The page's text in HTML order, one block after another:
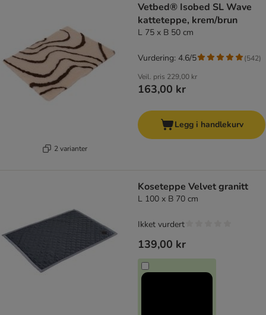
2 varianter
Vetbed® Isobed SL Wave
katteteppe, krem/brun
L 75 x B 50 cm
Veil. pris 229,00 kr
163,00 kr
Vurdering: 4.6/5 (542)
Legg i handlekurv
Koseteppe Velvet granitt
L 100 x B 70 cm
139,00 kr
Ikket vurdert